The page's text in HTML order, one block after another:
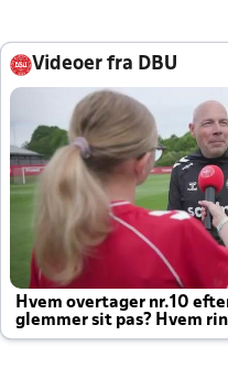
Videoer fra DBU
Hvem overtager nr.10
glemmer sit pas? Hvem
altid til efter kampe?